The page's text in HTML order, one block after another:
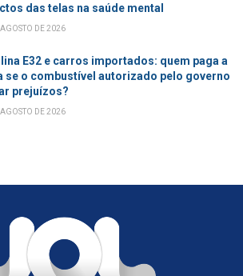
das telas na saúde mental
DE 2026
E32 e carros importados: quem paga a
se o combustível autorizado pelo governo
prejuízos?
DE 2026